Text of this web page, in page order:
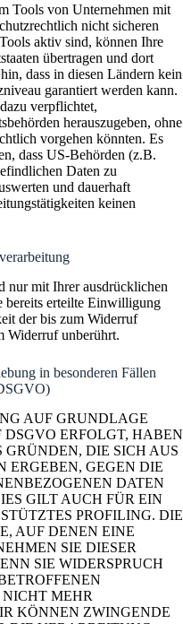
Tools von Unternehmen mit
nicht sicheren
aktiv sind, können Ihre
übertragen und dort
dass in diesen Ländern kein
garantiert werden kann.
verpflichtet,
herauszugeben, ohne
vorgehen könnten. Es
dass US-Behörden (z.B.
Daten zu
und dauerhaft
keinen
nur mit Ihrer ausdrücklichen
erteilte Einwilligung
der bis zum Widerruf
Widerruf unberührt.
in besonderen Fällen
AUF GRUNDLAGE
DSGVO ERFOLGT, HABEN
GRÜNDEN, DIE SICH AUS
ERGEBEN, GEGEN DIE
DATEN
GILT AUCH FÜR EIN
PROFILING. DIE
AUF DENEN EINE
SIE DIESER
SIE WIDERSPRUCH
MEHR
KÖNNEN ZWINGENDE